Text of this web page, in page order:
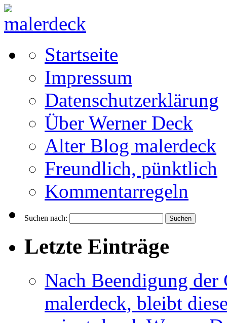
Startseite
Impressum
Datenschutzerklärung
Über Werner Deck
Alter Blog malerdeck
Freundlich, pünktlich
Kommentarregeln
Suchen nach:
Letzte Einträge
Nach Beendigung
malerdeck, bleibt